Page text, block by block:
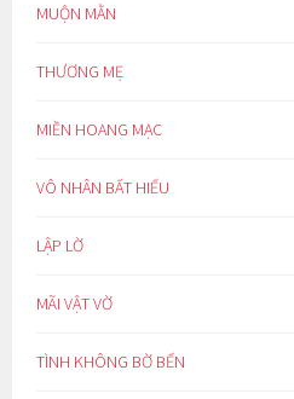
MUỘN MẰN
THƯƠNG MẸ
MIỀN HOANG MẠC
VÔ NHÂN BẤT HIẾU
LẬP LỜ
MÃI VẬT VỜ
TÌNH KHÔNG BỜ BẾN